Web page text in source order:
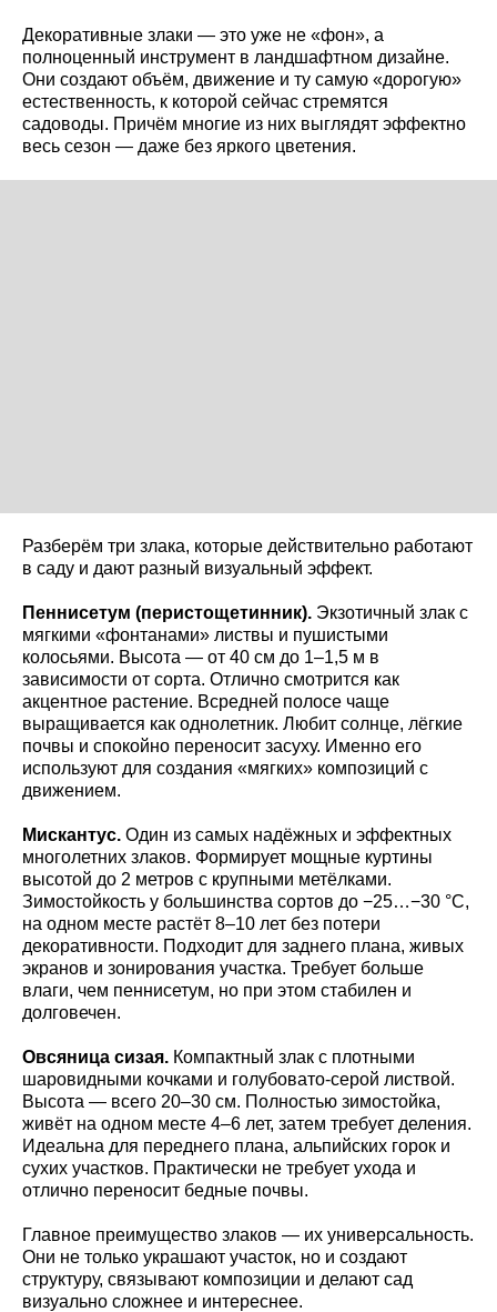
Декоративные злаки — это уже не «фон», а
полноценный инструмент в ландшафтном дизайне.
Они создают объём, движение и ту самую «дорогую»
естественность, к которой сейчас стремятся
садоводы. Причём многие из них выглядят эффектно
весь сезон — даже без яркого цветения.
Разберём три злака, которые действительно работают
в саду и дают разный визуальный эффект.
Пеннисетум (перистощетинник). Экзотичный злак с
мягкими «фонтанами» листвы и пушистыми
колосьями. Высота — от 40 см до 1–1,5 м в
зависимости от сорта. Отлично смотрится как
акцентное растение. Всредней полосе чаще
выращивается как однолетник. Любит солнце, лёгкие
почвы и спокойно переносит засуху. Именно его
используют для создания «мягких» композиций с
движением.
Мискантус. Один из самых надёжных и эффектных
многолетних злаков. Формирует мощные куртины
высотой до 2 метров с крупными метёлками.
Зимостойкость у большинства сортов до −25…−30 °C,
на одном месте растёт 8–10 лет без потери
декоративности. Подходит для заднего плана, живых
экранов и зонирования участка. Требует больше
влаги, чем пеннисетум, но при этом стабилен и
долговечен.
Овсяница сизая. Компактный злак с плотными
шаровидными кочками и голубовато-серой листвой.
Высота — всего 20–30 см. Полностью зимостойка,
живёт на одном месте 4–6 лет, затем требует деления.
Идеальна для переднего плана, альпийских горок и
сухих участков. Практически не требует ухода и
отлично переносит бедные почвы.
Главное преимущество злаков — их универсальность.
Они не только украшают участок, но и создают
структуру, связывают композиции и делают сад
визуально сложнее и интереснее.